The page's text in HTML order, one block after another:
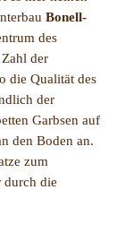
Bonell-
des
der
die Qualität des
der
Garbsen auf
den Boden an.
zum
durch die